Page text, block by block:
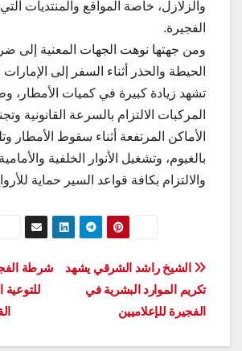
والزلازل، خاصة المواقع والمنتديات
الفجيرة.
ومن جهتها نوهت الجهات المعنية إلى
الحيطة والحذر أثناء السفر إلى الإمارات
تشهد زيادة كبيرة في كميات الأمطار،
المركبات الالتزام بالسرعة القانونية
الأماكن المرتفعة أثناء سقوط الأمطار
بالغيوم، وتشغيل الأنوار الخلفية
والالتزام بكافة قواعد السير حماية
تصفّح
المقالات
شرطة
للتوعية
الشيخ راشد الشرقي يشهد
تكريم الموارد البشرية في
الفجيرة للإعلاميين